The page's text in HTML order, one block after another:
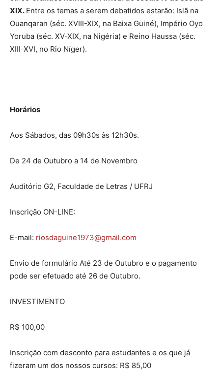
XIX. Entre os temas a serem debatidos estarão: Islã na
Ouanqaran (séc. XVIII-XIX, na Baixa Guiné), Império Oyo
Yoruba (séc. XV-XIX, na Nigéria) e Reino Haussa (séc.
XIII-XVI, no Rio Níger).
Horários
Aos Sábados, das 09h30s às 12h30s.
De 24 de Outubro a 14 de Novembro
Auditório G2, Faculdade de Letras / UFRJ
Inscrição ON-LINE:
E-mail: riosdaguine1973@gmail.com
Envio de formulário Até 23 de Outubro e o pagamento
pode ser efetuado até 26 de Outubro.
INVESTIMENTO
R$ 100,00
Inscrição com desconto para estudantes e os que já
fizeram um dos nossos cursos: R$ 85,00